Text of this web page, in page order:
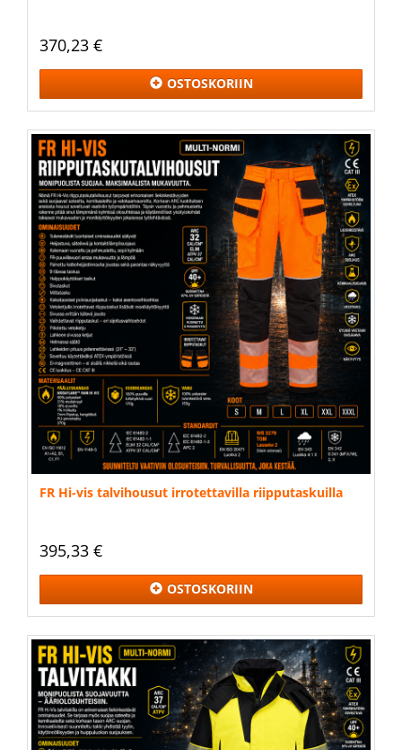
370,23 €
OSTOSKORIIN
FR Hi-vis talvihousut irrotettavilla riipputaskuilla
395,33 €
OSTOSKORIIN